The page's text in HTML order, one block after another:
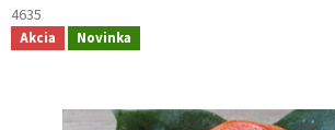
4635
Akcia Novinka